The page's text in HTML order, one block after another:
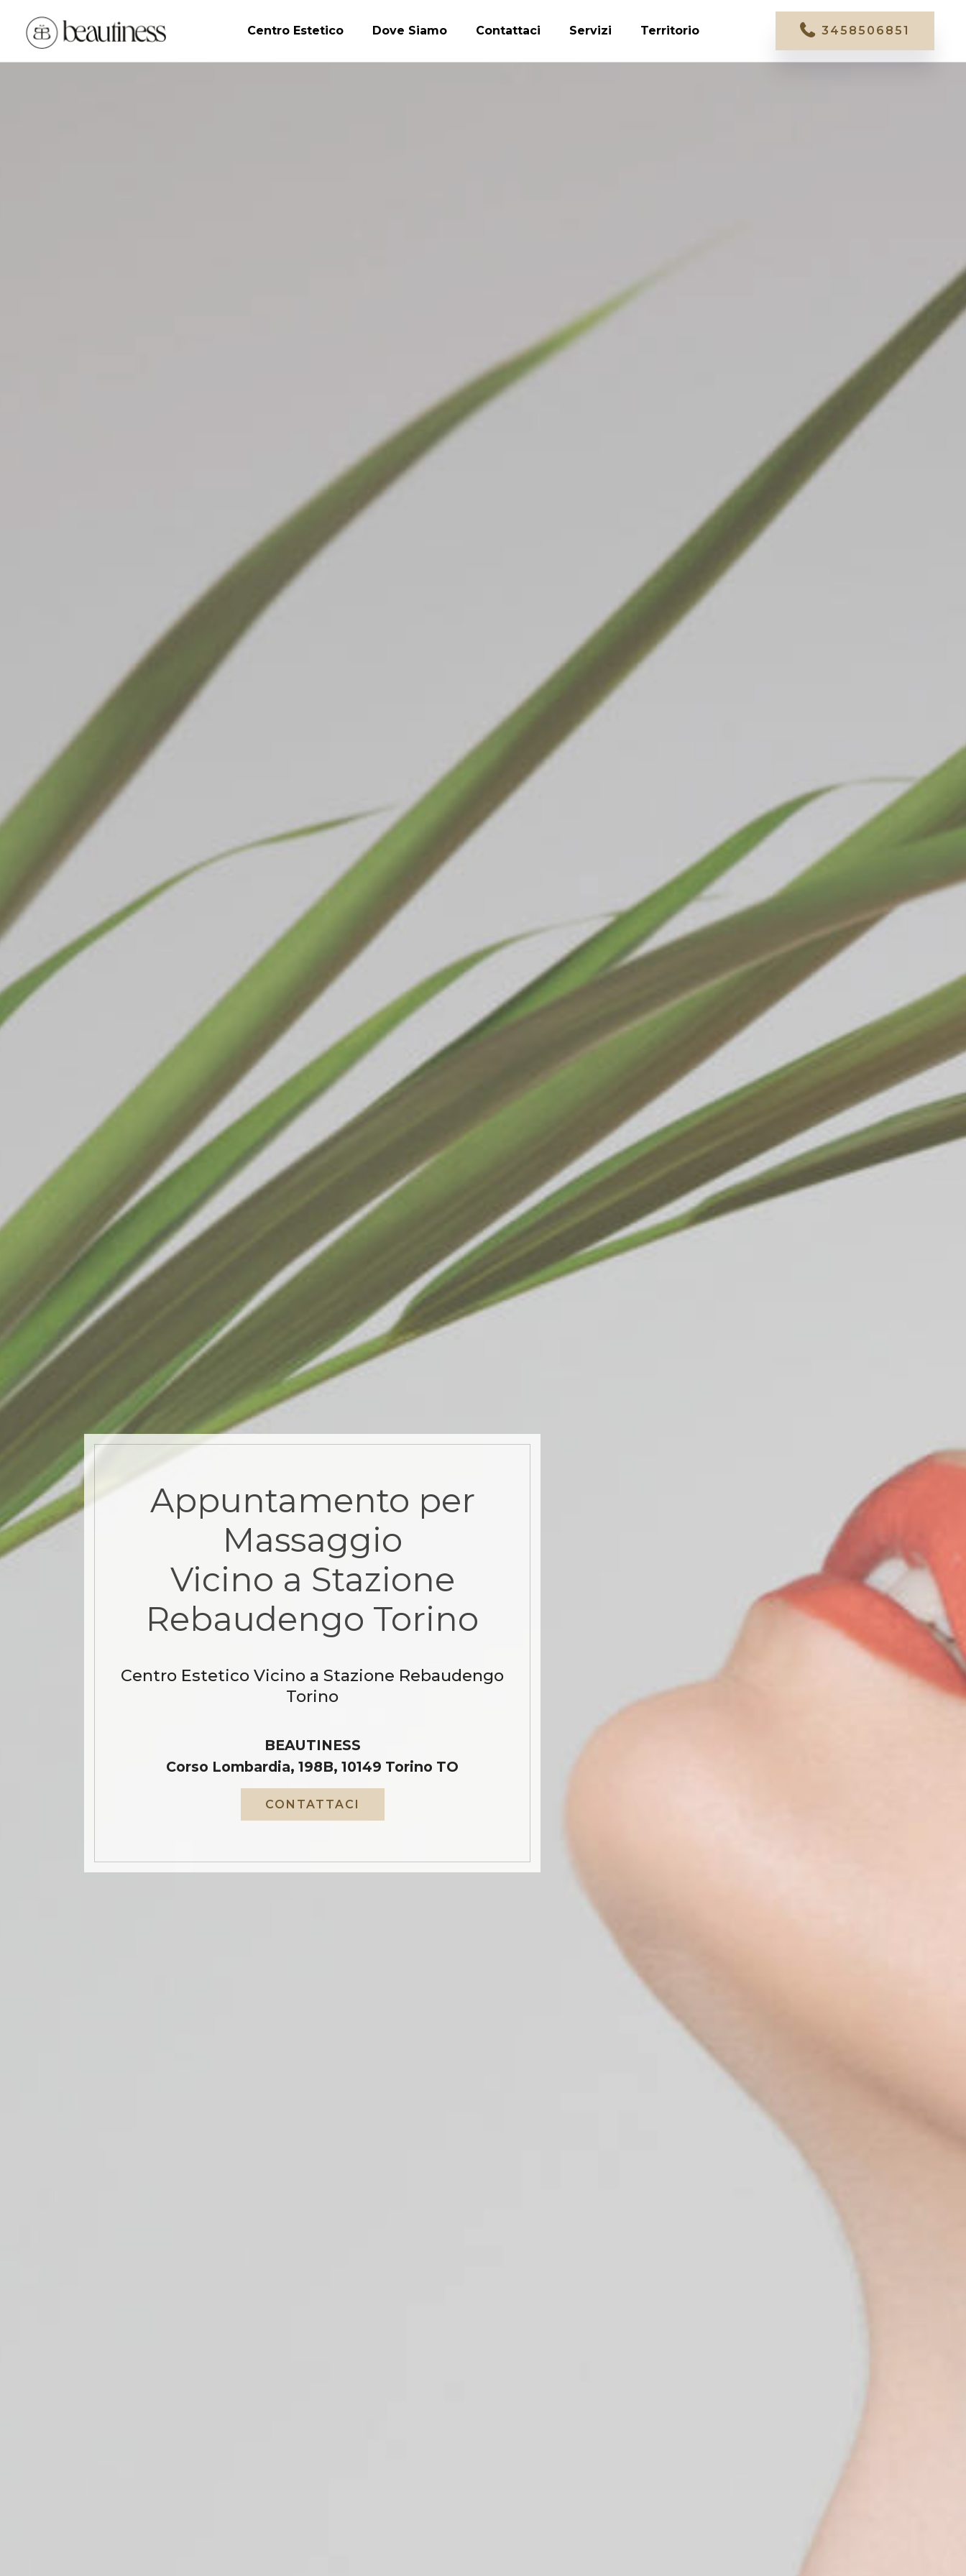
Centro Estetico Dove Siamo Contattaci Servizi Territorio 3458506851
Appuntamento per
Massaggio
Vicino a Stazione
Rebaudengo Torino
Centro Estetico Vicino a Stazione Rebaudengo
Torino
BEAUTINESS
Corso Lombardia, 198B, 10149 Torino TO
CONTATTACI